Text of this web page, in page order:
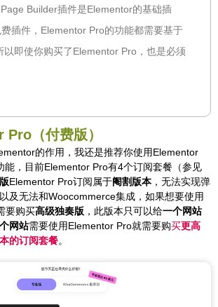
Builder插件是Elementor的基础插
插件，Elementor Pro的功能都需要基于
以即使你购买了Elementor Pro，也是必须
（付费版）
的作用，我还是推荐你使用Elementor
能，目前Elementor Pro有4个订阅套餐（参见
Elementor Pro订阅属于阉割版本，无法实现弹
及无法和Woocommerce集成，如果想要使用
要购买高级独奏版 ，此版本只可以给一个网站
网站需要使用Elementor Pro就需要购买更高
的订阅套餐。